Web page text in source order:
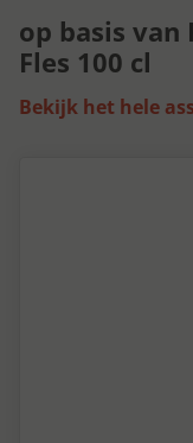
op basis van
Fles 100 cl
Bekijk het hele